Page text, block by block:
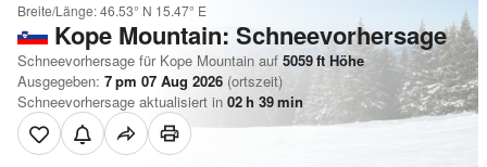
Breite/Länge:46.53° N 15.47° E
Kope Mountain: Schneevorhersage
Schneevorhersage für Kope Mountain auf 5059ft Höhe
Ausgegeben: 7 pm 07 Aug 2026 (ortszeit)
Schneevorhersage aktualisiert in 02h 39min